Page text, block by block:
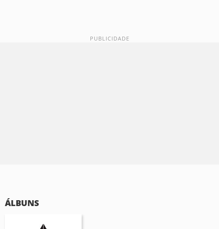
ÁLBUNS